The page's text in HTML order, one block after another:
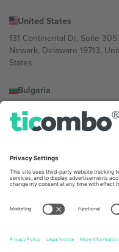
United States
131 Continental Dr, Suite 305,
Newark, Delaware 19713,
States
Bulgaria
Totleben 53-55, 1606 Sofia,
Bulgaria
Mexico
Av Chapultepec 360, Roma
Norte, Cuauhtémoc, 06700
Ciudad de México, CDMX,
Mexico
პლატფორმის